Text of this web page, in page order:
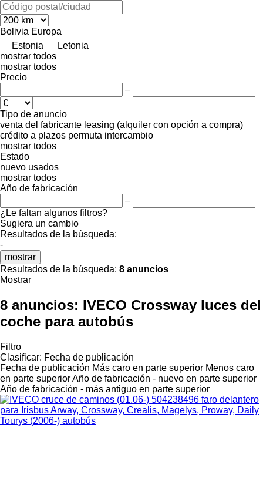
Bolivia Europa
Estonia
Letonia
mostrar todos
mostrar todos
Precio
–
Tipo de anuncio
venta del fabricante leasing (alquiler con opción a compra)
crédito a plazos permuta intercambio
mostrar todos
Estado
nuevo usados
mostrar todos
Año de fabricación
–
¿Le faltan algunos filtros?
Sugiera un cambio
Resultados de la búsqueda:
-
mostrar
Resultados de la búsqueda: 8 anuncios
Mostrar
8 anuncios: IVECO Crossway luces del
coche para autobús
Filtro
Clasificar: Fecha de publicación
Fecha de publicación Más caro en parte superior Menos caro
en parte superiorAño de fabricación - nuevo en parte superior
Año de fabricación - más antiguo en parte superior